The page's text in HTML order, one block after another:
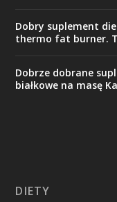
Dobry suplement
thermo fat burner.
Dobrze dobrane
białkowe na masę
DIETY